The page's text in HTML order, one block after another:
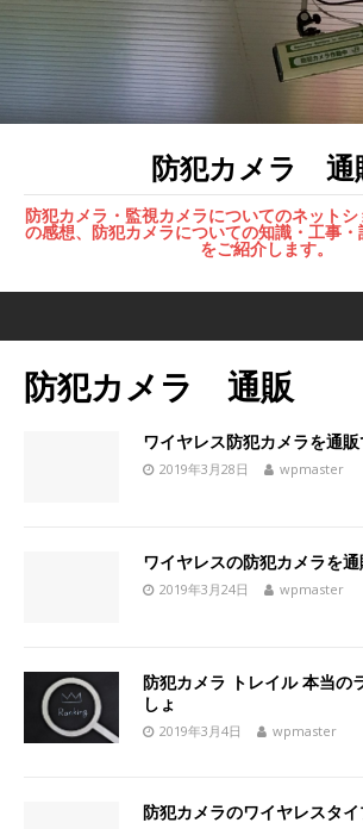
防犯カメラ 通
防犯カメラ・監視カメラについてのネット
の感想、防犯カメラについての知識・工事
をご紹介します。
防犯カメラ 通販
ワイヤレス防犯カメラを通販
2019年3月28日 wpmaster
ワイヤレスの防犯カメラを
2019年3月24日 wpmaster
防犯カメラ トレイル 本当の
しょ
2019年3月4日 wpmaster
防犯カメラのワイヤレスタ